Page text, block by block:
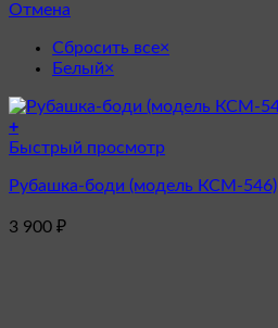
Отмена
Сбросить все×
Белый×
+
Этот
имеет
вариаций.
Быстрый просмотр
Рубашка-боди (модель КСМ-546)
3 900 ₽